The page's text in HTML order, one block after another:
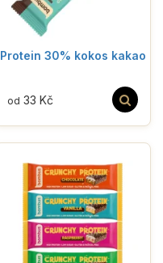
Protein 30% kokos kakao
od 33 Kč